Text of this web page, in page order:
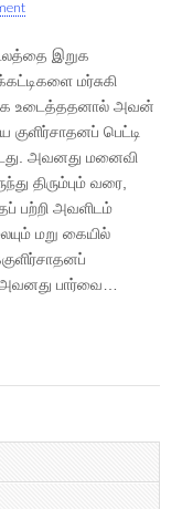
இறுக
மர்சுகி
உடைத்ததனால் அவன்
குளிர்சாதனப் பெட்டி
அவனது மனைவி
திரும்பும் வரை,
பற்றி அவளிடம்
மறு கையில்
அவனது பார்வை…